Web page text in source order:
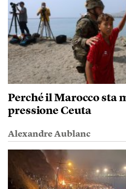
Perché il Marocco sta
pressione Ceuta
Alexandre Aublanc